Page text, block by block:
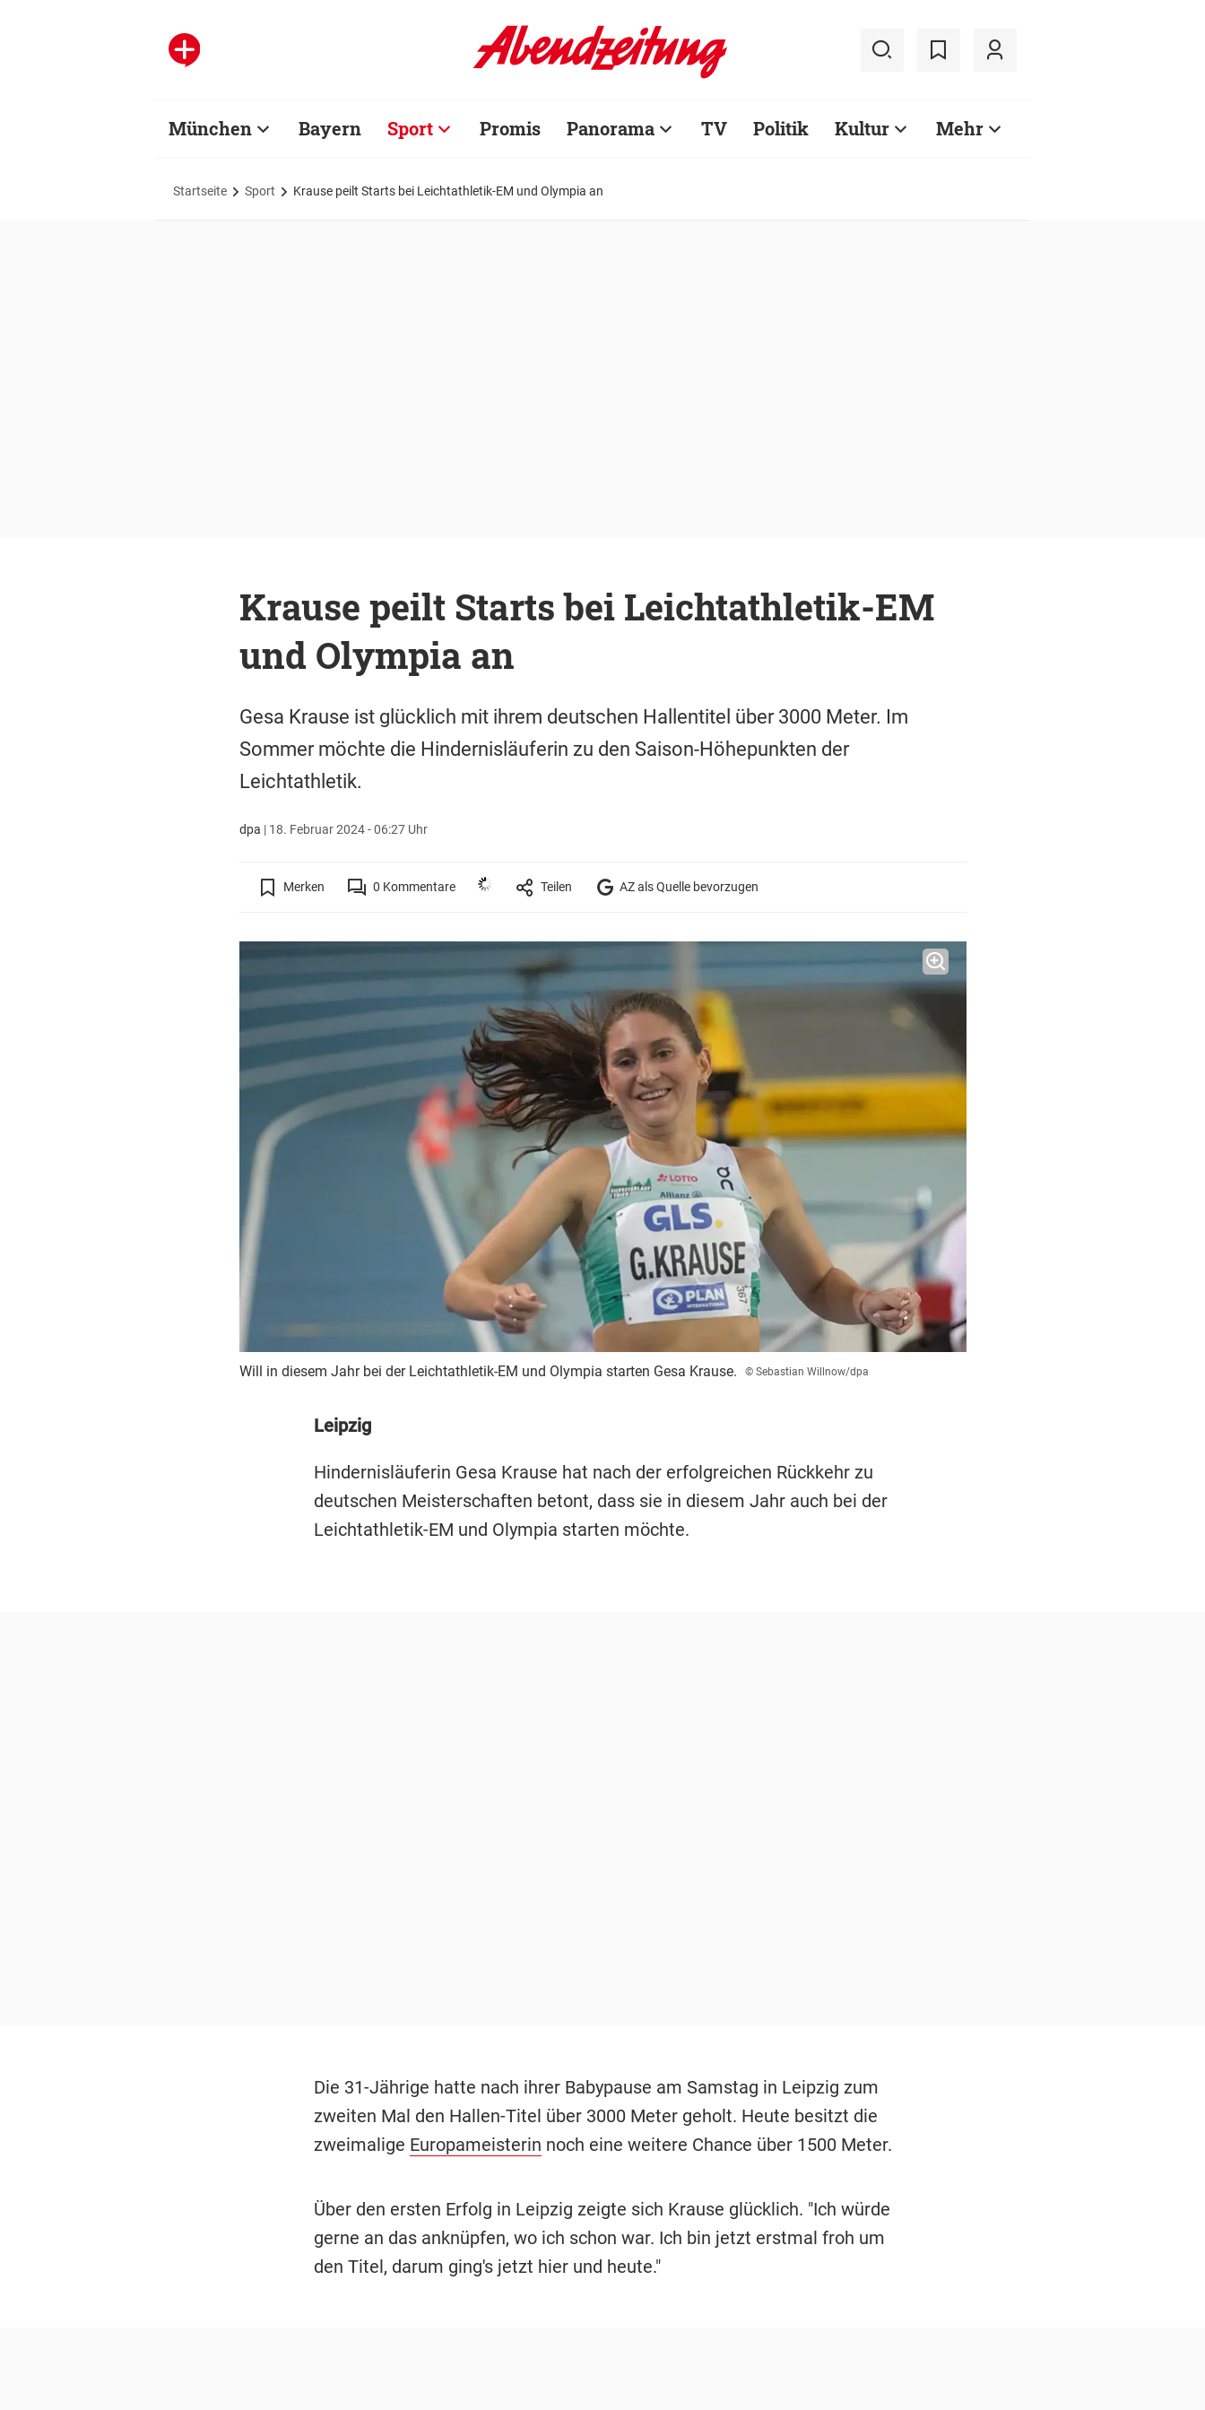
München Bayern Sport Promis Panorama TV Politik Kultur Mehr
Startseite Sport Krause peilt Starts bei Leichtathletik-EM und Olympia an
Krause peilt Starts bei Leichtathletik-EM
und Olympia an
Gesa Krause ist glücklich mit ihrem deutschen Hallentitel über 3000 Meter. Im
Sommer möchte die Hindernisläuferin zu den Saison-Höhepunkten der
Leichtathletik.
dpa | 18. Februar 2024 - 06:27 Uhr
Merken 0 Kommentare Teilen AZ als Quelle bevorzugen
Will in diesem Jahr bei der Leichtathletik-EM und Olympia starten Gesa Krause. © Sebastian Willnow/dpa
Leipzig
Hindernisläuferin Gesa Krause hat nach der erfolgreichen Rückkehr zu
deutschen Meisterschaften betont, dass sie in diesem Jahr auch bei der
Leichtathletik-EM und Olympia starten möchte.
Die 31-Jährige hatte nach ihrer Babypause am Samstag in Leipzig zum
zweiten Mal den Hallen-Titel über 3000 Meter geholt. Heute besitzt die
zweimalige Europameisterin noch eine weitere Chance über 1500 Meter.
Über den ersten Erfolg in Leipzig zeigte sich Krause glücklich. "Ich würde
gerne an das anknüpfen, wo ich schon war. Ich bin jetzt erstmal froh um
den Titel, darum ging's jetzt hier und heute."